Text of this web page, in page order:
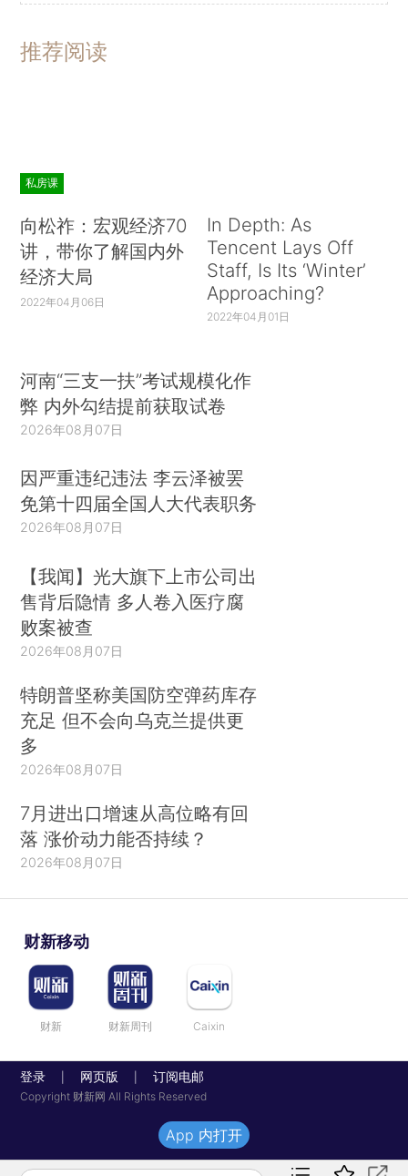
推荐阅读
私房课
向松祚：宏观经济70
讲，带你了解国内外
经济大局
2022年04月06日
In Depth: As
Tencent Lays Off
Staff, Is Its ‘Winter’
Approaching?
2022年04月01日
河南“三支一扶”考试规模化作
弊 内外勾结提前获取试卷
2026年08月07日
因严重违纪违法 李云泽被罢
免第十四届全国人大代表职务
2026年08月07日
【我闻】光大旗下上市公司出
售背后隐情 多人卷入医疗腐
败案被查
2026年08月07日
特朗普坚称美国防空弹药库存
充足 但不会向乌克兰提供更
多
2026年08月07日
7月进出口增速从高位略有回
落 涨价动力能否持续？
2026年08月07日
财新移动
财新 财新周刊 Caixin
登录 网页版 订阅电邮
Copyright 财新网 All Rights Reserved
App 内打开